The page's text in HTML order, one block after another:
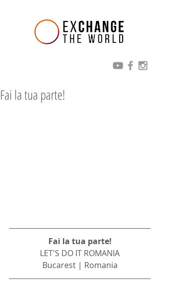
Fai la tua parte!
Fai la tua parte!
LET'S DO IT ROMANIA
Bucarest | Romania